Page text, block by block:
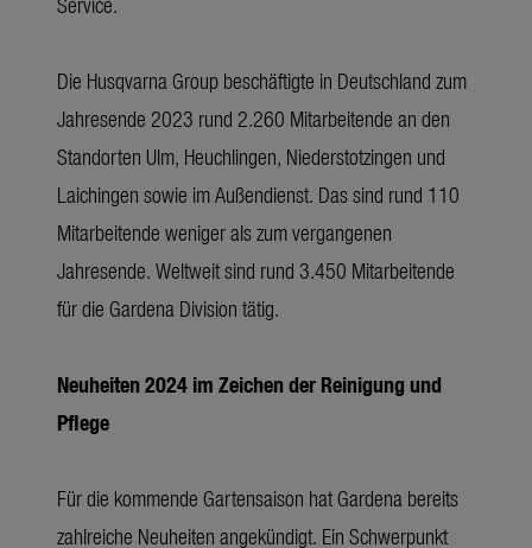
Die Husqvarna Group beschäftigte in Deutschland zum
Jahresende 2023 rund 2.260 Mitarbeitende an den
Standorten Ulm, Heuchlingen, Niederstotzingen und
Laichingen sowie im Außendienst. Das sind rund 110
Mitarbeitende weniger als zum vergangenen
Jahresende. Weltweit sind rund 3.450 Mitarbeitende
für die Gardena Division tätig.
Neuheiten 2024 im Zeichen der Reinigung und
Pflege
Für die kommende Gartensaison hat Gardena bereits
zahlreiche Neuheiten angekündigt. Ein Schwerpunkt